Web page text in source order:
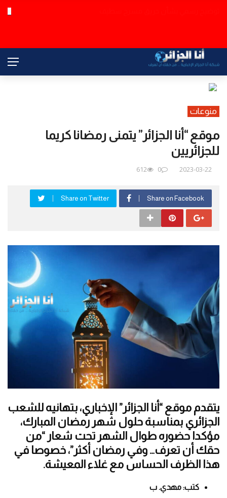
منوعات
موقع “أنا الجزائر” يتمنى رمضانا كريما
للجزائريين
2023-03-22
0
612
Share on Facebook
Share on Twitter
يتقدم موقع “أنا الجزائر” الإخباري، بتهانيه للشعب
الجزائري بمناسبة حلول شهر رمضان المبارك،
مؤكدا حضوره طوال الشهر تحت شعار “من
حقك أن تعرف… وفي رمضان أكثر”، خصوصا في
هذا الظرف الحساس مع غلاء المعيشة.
كتب: مهدي. ب